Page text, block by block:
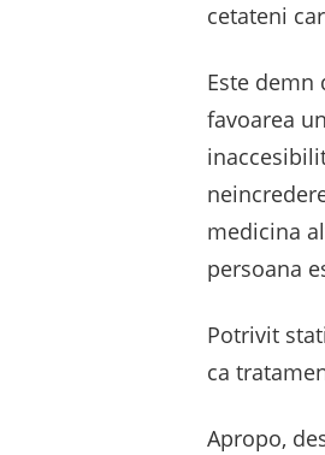
cetateni
Este demn
favoarea
medicina
persoana
Potrivit
ca
Apropo,